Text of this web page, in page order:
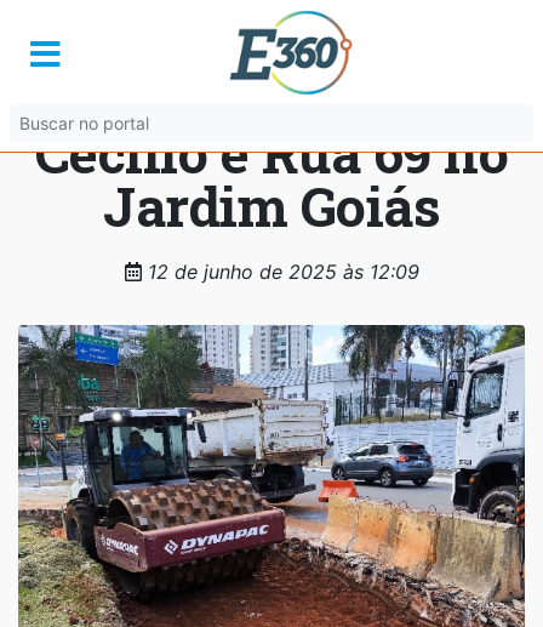
Seinfra alarga pista
na Avenida Jamel
Cecílio e Rua 69 no
Jardim Goiás
12 de junho de 2025 às 12:09